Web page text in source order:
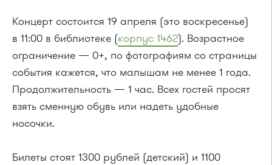
Концерт состоится 19 апреля (это воскресенье)
в 11:00 в библиотеке (корпус 1462). Возрастное
ограничение — 0+, по фотографиям со страницы
события кажется, что малышам не менее 1 года.
Продолжительность — 1 час. Всех гостей просят
взять сменную обувь или надеть удобные
носочки.
Билеты стоят 1300 рублей (детский) и 1100